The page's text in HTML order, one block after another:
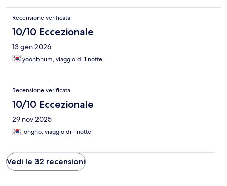
Recensione verificata
10/10 Eccezionale
13 gen 2026
yoonbhum, viaggio di 1 notte
Recensione verificata
10/10 Eccezionale
29 nov 2025
jongho, viaggio di 1 notte
Vedi le 32 recensioni